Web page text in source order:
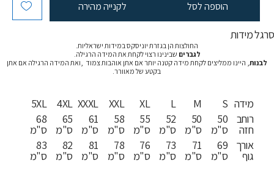
הוספה לסל לקנייה מהירה
סרגל מידות
החולצות הן בגזרת יוניסקס במידות ישראליות.
לגברים שבינינו רצוי לקחת את המידה הרגילה.
לבנות, היינו ממליצים לקחת מידה קטנה יותר אם אתן אוהבות צמוד ,ואת המידה הרגילה אם אתן
בקטע של מאוורר.
5XL
68
ס"מ
83
ס"מ
4XL
65
ס"מ
82
ס"מ
XXXL
61
ס"מ
81
ס"מ
XXL
58
ס"מ
78
ס"מ
XL
55
ס"מ
76
ס"מ
L
52
ס"מ
73
ס"מ
M
50
ס"מ
71
ס"מ
S
50
ס"מ
69
ס"מ
מידה
רוחב
חזה
אורך
גוף